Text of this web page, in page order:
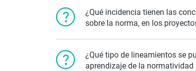
¿Qué incidencia tienen las
sobre la norma, en los
¿Qué tipo de lineamientos se
aprendizaje de la